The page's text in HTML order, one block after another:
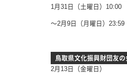
1月31日（土曜日）10:00
～2月9日（月曜日）23:59
鳥取県文化振興財団友
2月13日（金曜日）